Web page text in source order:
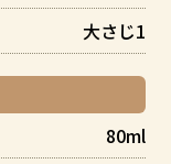
大さじ1
80ml